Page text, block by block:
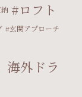
ロフト
玄関アプローチ
海外ドラ